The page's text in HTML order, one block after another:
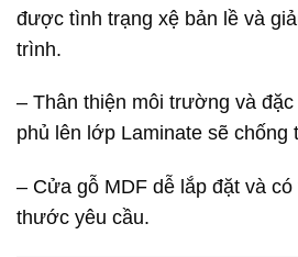
được tình trạng xệ bản lề và
trình.
– Thân thiện môi trường và
phủ lên lớp Laminate sẽ chống
– Cửa gỗ MDF dễ lắp đặt và
thước yêu cầu.